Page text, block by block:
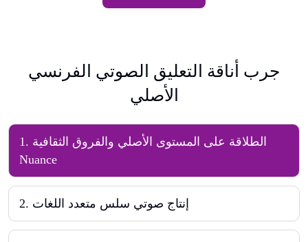
جرب أناقة التعليق الصوتي الفرنسي
الأصلي
1. الطلاقة على المستوى الأصلي والفروق الثقافية
Nuance
2. إنتاج صوتي سلس متعدد اللغات